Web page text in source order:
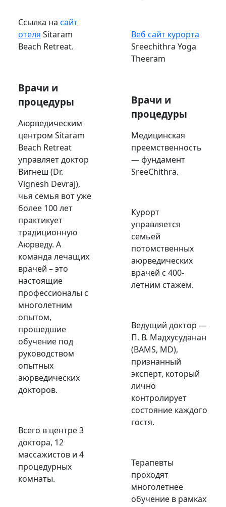
Ссылка на сайт
отеля Sitaram
Beach Retreat.
Врачи и
процедуры
Аюрведическим
центром Sitaram
Beach Retreat
управляет доктор
Вигнеш (Dr.
Vignesh Devraj),
чья семья вот уже
более 100 лет
практикует
традиционную
Аюрведу. А
команда лечащих
врачей – это
настоящие
профессионалы с
многолетним
опытом,
прошедшие
обучение под
руководством
опытных
аюрведических
докторов.
Всего в центре 3
доктора, 12
массажистов и 4
процедурных
комнаты.
Веб сайт курорта
Sreechithra Yoga
Theeram
Врачи и
процедуры
Медицинская
преемственность
— фундамент
SreeChithra.
Курорт
управляется
семьей
потомственных
аюрведических
врачей с 400-
летним стажем.
Ведущий доктор —
П. В. Мадхусуданан
(BAMS, MD),
признанный
эксперт, который
лично
контролирует
состояние каждого
гостя.
Терапевты
проходят
многолетнее
обучение в рамках